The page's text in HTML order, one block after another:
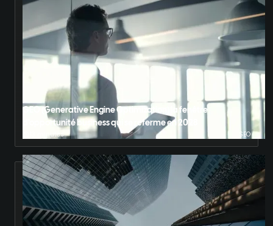
GEO (Generative Engine Optimization) la fenêtre
d'opportunité business qui se referme en 2028
13 minutes SEO